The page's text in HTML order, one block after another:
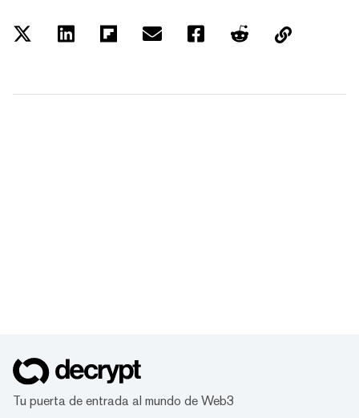
Tu puerta de entrada al mundo de Web3